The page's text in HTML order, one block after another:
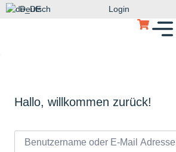
Deutsch Login
Hallo, willkommen zurück!